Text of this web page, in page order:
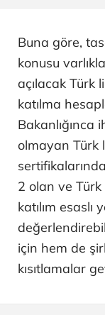
Buna göre,
konusu
açılacak Türk
katılma
Bakanlığınca
olmayan Türk
2 olan ve
katılım esaslı
için hem de
kısıtlamalar